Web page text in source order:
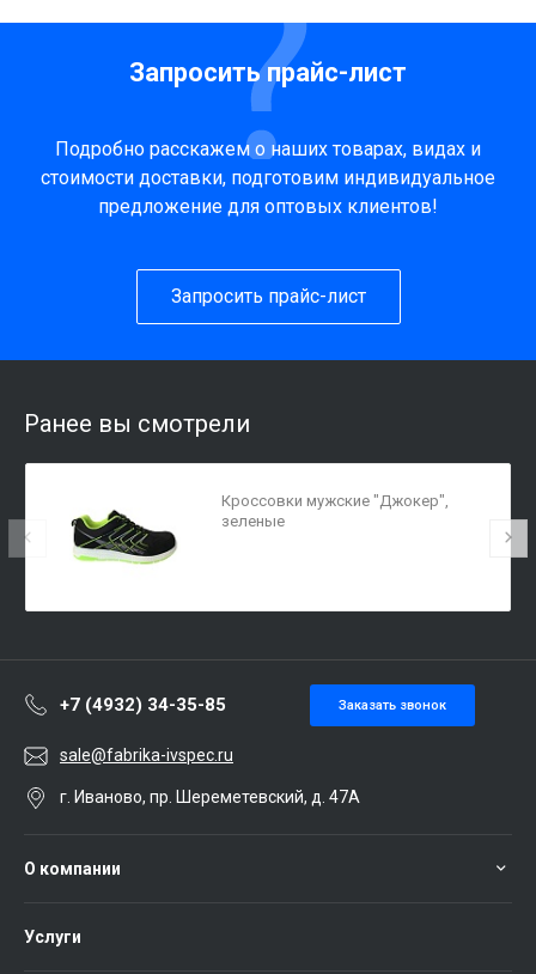
Запросить прайс-лист
Подробно расскажем о наших товарах, видах и
стоимости доставки, подготовим индивидуальное
предложение для оптовых клиентов!
Запросить прайс-лист
Ранее вы смотрели
Кроссовки мужские "Джокер",
зеленые
+7 (4932) 34-35-85 Заказать звонок
sale@fabrika-ivspec.ru
г. Иваново, пр. Шереметевский, д. 47А
О компании
Услуги